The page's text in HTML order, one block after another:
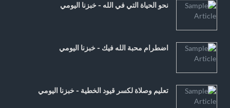
نحو الحياة التي في الله - خبزنا اليومي
اضطرام محبة الله فيك - خبزنا اليومي
تعليم وصلاة لكسر قيود الخطية - خبزنا اليومي